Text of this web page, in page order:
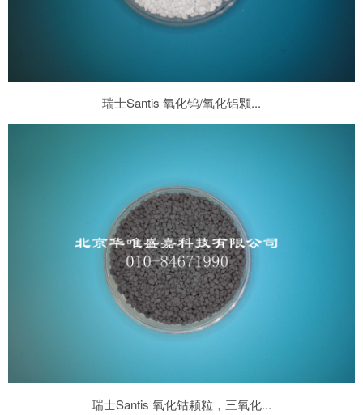
瑞士Santis 氧化钨/氧化铝颗...
瑞士Santis 氧化钴颗粒，三氧化...